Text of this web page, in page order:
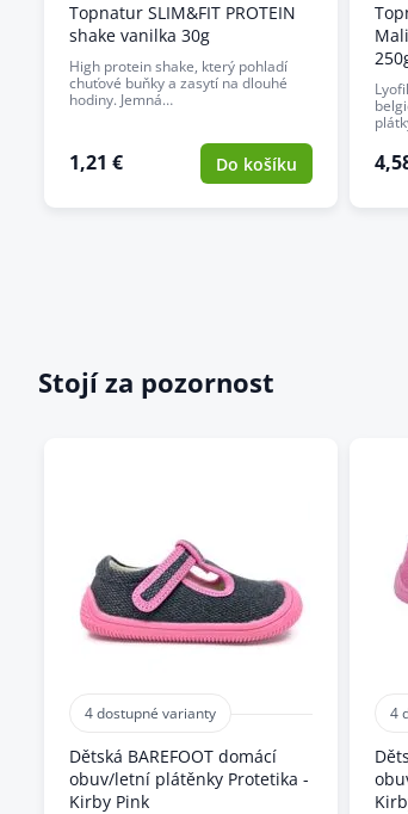
Topnatur SLIM&FIT PROTEIN
shake vanilka 30g
High protein shake, který pohladí
chuťové buňky a zasytí na dlouhé
hodiny. Jemná…
1,21 € Do košíku
Stojí za pozornost
4 dostupné varianty
Dětská BAREFOOT domácí
obuv/letní plátěnky Protetika -
Kirby Pink
4